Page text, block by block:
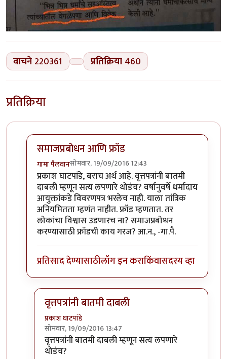
वाचने 220361 प्रतिक्रिया 460
प्रतिक्रिया
समाजप्रबोधन आणि फ्रॉड
गामा पैलवानसोमवार, 19/09/2016 12:43
In reply toहा मुद्दा सनातनवालेbyप्रकाश घाटपांडे
प्रकाश घाटपांडे, बराच अर्थ आहे. वृत्तपत्रांनी बातमी
दाबली म्हणून सत्य लपणारे थोडंच? वर्षानुवर्षे धर्मादाय
आयुक्तांकडे विवरणपत्र भरलेच नाही. याला तांत्रिक
अनियमितता म्हणंत नाहीत. फ्रॉड म्हणतात. तर
लोकांचा विश्वास उडणारच ना? समाजप्रबोधन
करण्यासाठी फ्रॉडची काय गरज? आ.न., -गा.पै.
प्रतिसाद देण्यासाठीलॉग इन कराकिंवासदस्य व्हा
वृत्तपत्रांनी बातमी दाबली
प्रकाश घाटपांडे
सोमवार, 19/09/2016 13:47
In reply toसमाजप्रबोधन आणि फ्रॉडbyगामा पैलवान
वृत्तपत्रांनी बातमी दाबली म्हणून सत्य लपणारे
थोडंच?